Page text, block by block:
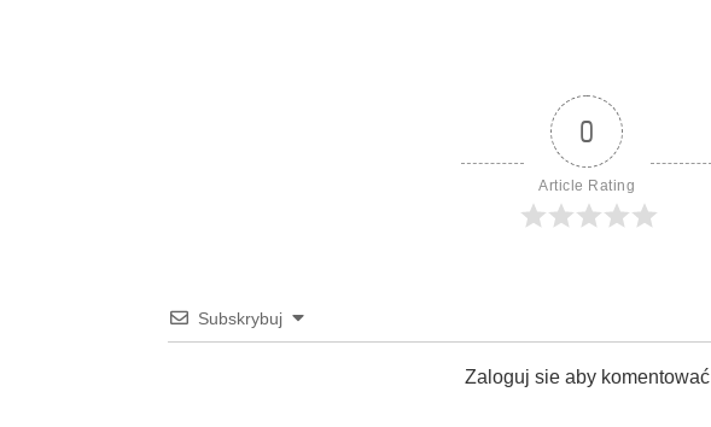
0
Article Rating
Subskrybuj
Zaloguj sie aby komentować